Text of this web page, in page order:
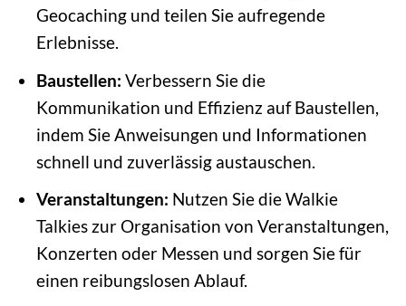
Geocaching und teilen Sie aufregende
Erlebnisse.
Baustellen: Verbessern Sie die
Kommunikation und Effizienz auf Baustellen,
indem Sie Anweisungen und Informationen
schnell und zuverlässig austauschen.
Veranstaltungen: Nutzen Sie die Walkie
Talkies zur Organisation von Veranstaltungen,
Konzerten oder Messen und sorgen Sie für
einen reibungslosen Ablauf.